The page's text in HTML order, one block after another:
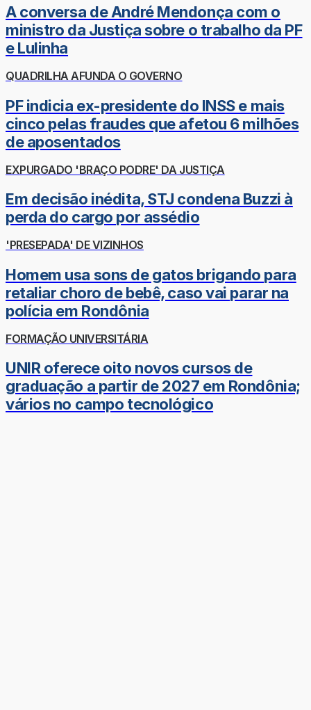
A conversa de André Mendonça com o
ministro da Justiça sobre o trabalho da PF
e Lulinha
QUADRILHA AFUNDA O GOVERNO
PF indicia ex-presidente do INSS e mais
cinco pelas fraudes que afetou 6 milhões
de aposentados
EXPURGADO 'BRAÇO PODRE' DA JUSTIÇA
Em decisão inédita, STJ condena Buzzi à
perda do cargo por assédio
'PRESEPADA' DE VIZINHOS
Homem usa sons de gatos brigando para
retaliar choro de bebê, caso vai parar na
polícia em Rondônia
FORMAÇÃO UNIVERSITÁRIA
UNIR oferece oito novos cursos de
graduação a partir de 2027 em Rondônia;
vários no campo tecnológico